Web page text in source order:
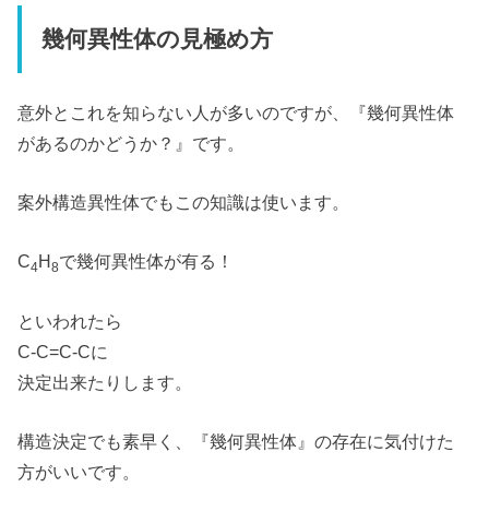
幾何異性体の見極め方
意外とこれを知らない人が多いのですが、『幾何異性体
があるのかどうか？』です。
案外構造異性体でもこの知識は使います。
C4H8で幾何異性体が有る！
といわれたら
C-C=C-Cに
決定出来たりします。
構造決定でも素早く、『幾何異性体』の存在に気付けた
方がいいです。